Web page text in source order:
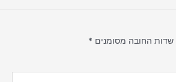
שדות החובה מסומנים *